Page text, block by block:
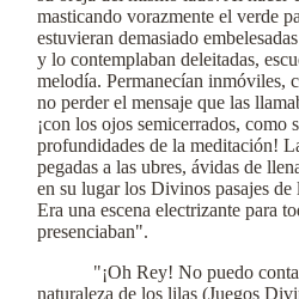
masticando vorazmente el verde
estuvieran demasiado
y lo contemplaban deleitadas,
melodía. Permanecían inmóviles,
no perder el mensaje que las
¡con los ojos semicerrados, como
profundidades de la meditación!
pegadas a las ubres, ávidas de
en su lugar los Divinos pasajes
Era una escena electrizante para
presenciaban".
"¡Oh Rey! No puedo
naturaleza de los lilas (Juegos